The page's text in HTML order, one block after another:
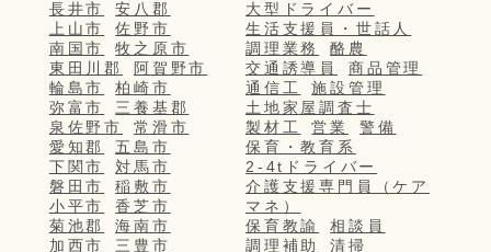
長井市
安八郡
上山市
佐野市
南国市
牧之原市
東田川郡
阿賀野市
輪島市
柏崎市
弥富市
三養基郡
泉佐野市
常滑市
愛知郡
五島市
下関市
対馬市
磐田市
稲敷市
小平市
香芝市
菊池郡
海南市
加西市
三豊市
大型ドライバー
生活支援員・世話人
調理業務
酪農
交通誘導員
商品管理
通信工
施設管理
土地家屋調査士
製材工
営業
警備
保育・教育系
2-4tドライバー
介護支援専門員（ケア
マネ）
保育教諭
相談員
調理補助
清掃